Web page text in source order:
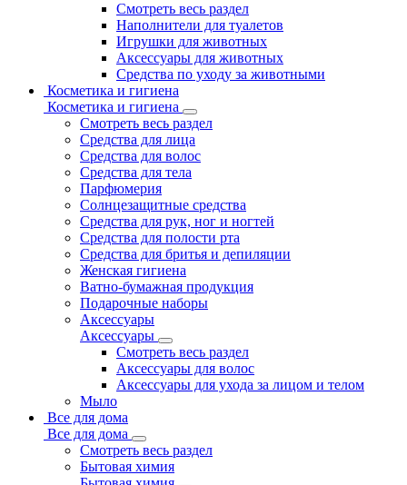
Смотреть весь раздел
Наполнители для туалетов
Игрушки для животных
Аксессуары для животных
Средства по уходу за животными
Косметика и гигиена
Косметика и гигиена
Смотреть весь раздел
Средства для лица
Средства для волос
Средства для тела
Парфюмерия
Солнцезащитные средства
Средства для рук, ног и ногтей
Средства для полости рта
Средства для бритья и депиляции
Женская гигиена
Ватно-бумажная продукция
Подарочные наборы
Аксессуары
Аксессуары
Смотреть весь раздел
Аксессуары для волос
Аксессуары для ухода за лицом и телом
Мыло
Все для дома
Все для дома
Смотреть весь раздел
Бытовая химия